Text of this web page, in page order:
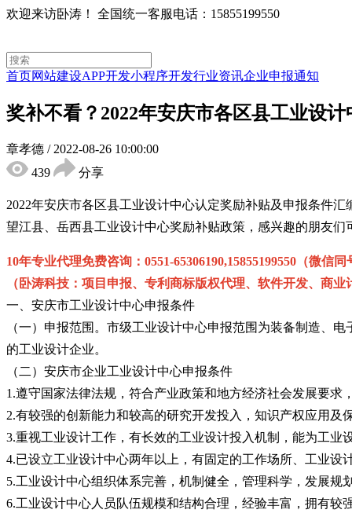
欢迎来访卧涛！ 全国统一客服电话：15855199550
首页网站建设APP开发小程序开发行业资讯企业申报通知
奖补不看？2022年安庆市各区县工业设
章孝德 / 2022-08-26 10:00:00
439
分享
2022年安庆市各区县工业设计中心认定奖励补贴及申报条件
望江县、岳西县工业设计中心奖励补贴政策，感兴趣的朋友们
10年专业代理免费咨询：0551-65306190,15855199550（微信同
（卧涛科技：项目申报、专利商标版权代理、软件开发、商
一、安庆市工业设计中心申报条件
（一）申报范围。市级工业设计中心申报范围为装备制造、
的工业设计企业。
（二）安庆市企业工业设计中心申报条件
1.遵守国家法律法规，符合产业政策和地方经济社会发展要
2.有较强的创新能力和较高的研究开发投入，知识产权应用
3.重视工业设计工作，有长效的工业设计投入机制，能为工业
4.已设立工业设计中心两年以上，有固定的工作场所、工业
5.工业设计中心组织体系完善，机制健全，管理科学，发展规
6.工业设计中心人员队伍规模和结构合理，经验丰富，拥有